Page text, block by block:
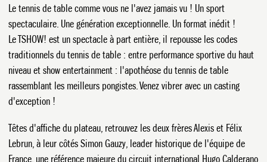
Le tennis de table comme vous ne l'avez jamais vu ! Un sport
spectaculaire. Une génération exceptionnelle. Un format inédit !
Le TSHOW! est un spectacle à part entière, il repousse les codes
traditionnels du tennis de table : entre performance sportive du haut
niveau et show entertainment : l'apothéose du tennis de table
rassemblant les meilleurs pongistes. Venez vibrer avec un casting
d'exception !
Têtes d'affiche du plateau, retrouvez les deux frères Alexis et Félix
Lebrun, à leur côtés Simon Gauzy, leader historique de l'équipe de
France, une référence majeure du circuit international Hugo Calderano